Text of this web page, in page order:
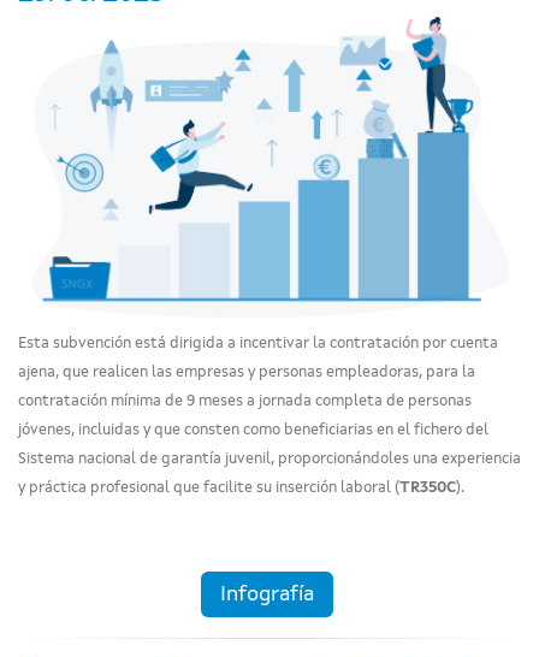
Esta subvención está dirigida a incentivar la contratación por cuenta
ajena, que realicen las empresas y personas empleadoras, para la
contratación mínima de 9 meses a jornada completa de personas
jóvenes, incluidas y que consten como beneficiarias en el fichero del
Sistema nacional de garantía juvenil, proporcionándoles una experiencia
y práctica profesional que facilite su inserción laboral (TR350C).
Infografía